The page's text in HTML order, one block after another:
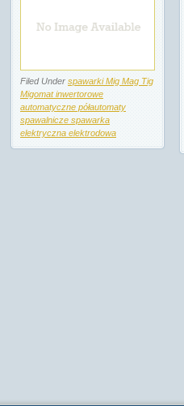
Filed Under spawarki Mig Mag Tig
Migomat inwertorowe
automatyczne półautomaty
spawalnicze spawarka
elektryczna elektrodowa